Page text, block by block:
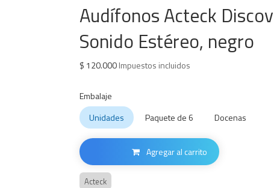
Audífonos Acteck
Sonido Estéreo, negro
$ 120.000Impuestos incluidos
Embalaje
Unidades
Paquete de 6 Docenas
Agregar al carrito
Acteck